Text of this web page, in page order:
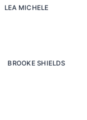
LEA MICHELE
BROOKE SHIELDS